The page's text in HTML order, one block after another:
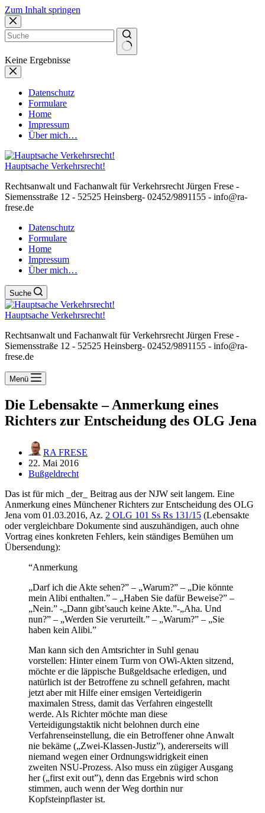
Zum Inhalt springen
Keine Ergebnisse
Datenschutz
Formulare
Home
Impressum
Über mich…
Hauptsache Verkehrsrecht!
Rechtsanwalt und Fachanwalt für Verkehrsrecht Jürgen Frese -
Siemensstraße 12 - 52525 Heinsberg- 02452/9891155 - info@ra-
frese.de
Datenschutz
Formulare
Home
Impressum
Über mich…
Suche
Hauptsache Verkehrsrecht!
Rechtsanwalt und Fachanwalt für Verkehrsrecht Jürgen Frese -
Siemensstraße 12 - 52525 Heinsberg- 02452/9891155 - info@ra-
frese.de
Menü
Die Lebensakte – Anmerkung eines
Richters zur Entscheidung des OLG Jena
RA FRESE
22. Mai 2016
Bußgeldrecht
Das ist für mich _der_ Beitrag aus der NJW seit langem. Eine
Anmerkung eines Münchener Richters zur Entscheidung des OLG
Jena vom 01.03.2016, Az. 2 OLG 101 Ss Rs 131/15 (Lebensakte
oder vergleichbare Dokumente sind auszuhändigen, auch ohne
Vortrag eines konkreten Fehlers, kein ständiges Bemühen um
Übersendung):
“Anmerkung
„Darf ich die Akte sehen?” – „Warum?” – „Die könnte
mein Alibi enthalten.” – „Haben Sie dafür Beweise?” –
„Nein.” -„Dann gibt’sauch keine Akte.”-„Aha. Und
nun?” – „Werden Sie verurteilt.” – „Warum?” – „Sie
haben kein Alibi.”
Man kann sich den Amtsrichter in Suhl genau
vorstellen: Hinter einem Turm von OWi-Akten sitzend,
möchte er die läppische Bußgeldsache erledigen, und
natürlich ist der Betroffene zu schnell gefahren, macht
jetzt aber mit Hilfe einer emsigen Verteidigerin
maximalen Stress, damit das Verfahren eingestellt
werde. Als Richter möchte man diese
Verteidigungstaktik nicht belohnen durch eine
Verfahrenseinstellung, die ein Betroffener ohne Anwalt
nie bekäme („Zwei-Klassen-Justiz”), andererseits will
niemand wegen einer Ordnungswidrigkeit einen
zweiten NSU-Prozess. Also muss ein zügiger Ausgang
her („first exit out”), denn das Ergebnis wird schon
stimmen, auch wenn der Weg dorthin nur
Kopfsteinpflaster ist.